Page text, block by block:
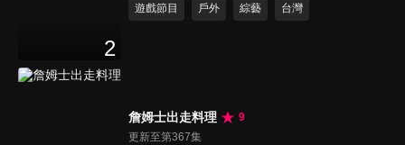
2
遊戲節目
戶外 綜藝 台灣
詹姆士出走料理
9
更新至第367集